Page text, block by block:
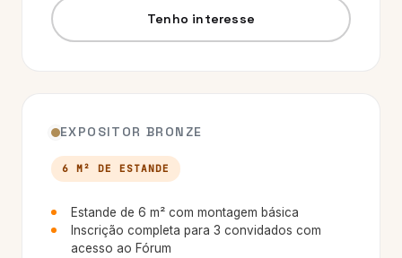
Tenho interesse
EXPOSITOR BRONZE
6 M² DE ESTANDE
Estande de 6 m² com montagem básica
Inscrição completa para 3 convidados com
acesso ao Fórum